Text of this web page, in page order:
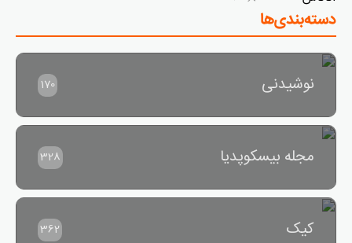
دسته‌بندی‌ها
نوشیدنی 170
مجله بیسکوپدیا 328
کیک 362